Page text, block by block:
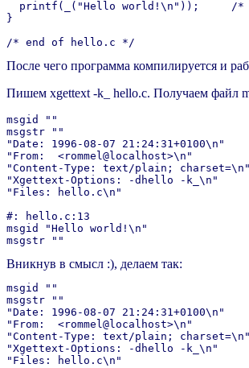
printf(_("Hello world!\n"));     /
}
После чего программа компилируется и
Пишем xgettext -k_ hello.c. Получаем файл
msgid ""
msgstr ""
"Date: 1996-08-07 21:24:31+0100\n"
"From:  <rommel@localhost>\n"
"Content-Type: text/plain; charset=\n"
"Xgettext-Options: -dhello -k_\n"
"Files: hello.c\n"
#: hello.c:13
msgid "Hello world!\n"
Вникнув в смысл :), делаем так:
msgid ""
msgstr ""
"Date: 1996-08-07 21:24:31+0100\n"
"From:  <rommel@localhost>\n"
"Content-Type: text/plain; charset=\n"
"Xgettext-Options: -dhello -k_\n"
"Files: hello.c\n"